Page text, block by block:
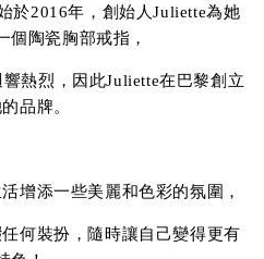
於2016年，創始人Juliette為她
個陶瓷胸部戒指，
熱烈，因此Juliette在巴黎創立
品牌。
增添一些美麗和色彩的氛圍，
何裝扮，隨時讓自己變得更有